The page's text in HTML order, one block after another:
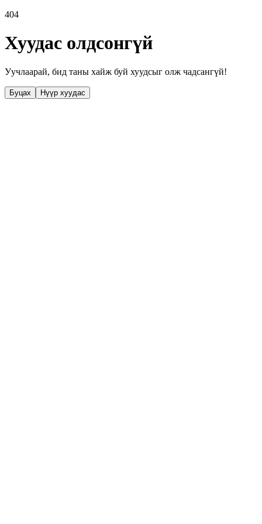
404
Хуудас олдсонгүй
Уучлаарай, бид таны хайж буй хуудсыг олж чадсангүй!
Буцах Нүүр хуудас